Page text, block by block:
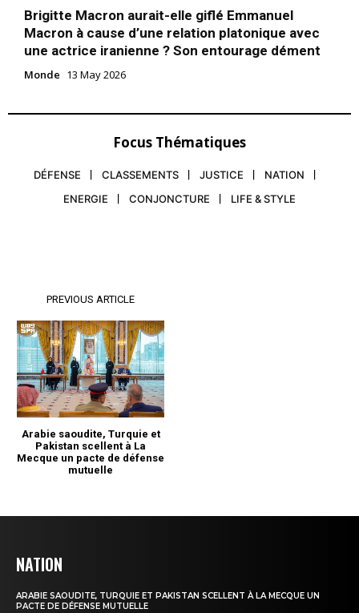
NATION
ARABIE SAOUDITE, TURQUIE ET PAKISTAN SCELLENT À LA MECQUE UN
PACTE DE DÉFENSE MUTUELLE